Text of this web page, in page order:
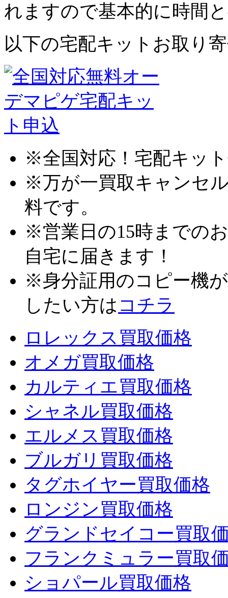
れますので基本的に時間
以下の宅配キットお取り
※全国対応！宅配キッ
※万が一買取キャンセ
料です。
※営業日の15時までの
自宅に届きます！
※身分証用のコピー機
したい方は コチラ
ロレックス買取価格
オメガ買取価格
カルティエ買取価格
シャネル買取価格
エルメス買取価格
ブルガリ買取価格
タグホイヤー買取価格
ロンジン買取価格
グランドセイコー買取
フランクミュラー買取
ショパール買取価格